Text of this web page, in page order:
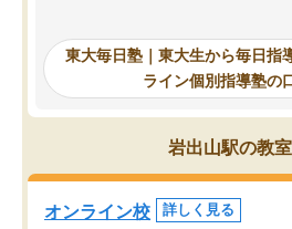
東大毎日塾にたどり着きました。学
の長期計画や日々の勉強のやり方につ
いて客観的なアドバイスをいただけ
ので、自信をもって受験勉強を進め
ことができました。自分のように勉強
のやり方や進捗管理で苦労している方
には特におすすめしたい塾です。
東大毎日塾｜東大生から毎日指
ライン個別指導塾の
岩出山駅の教
オンライン校 詳しく見る